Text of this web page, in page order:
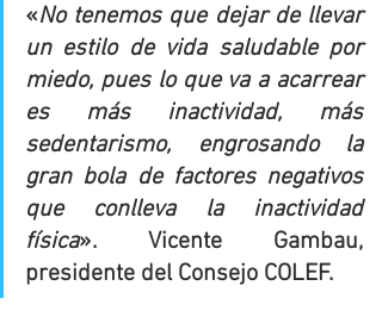
«No tenemos que dejar de llevar
un estilo de vida saludable por
miedo, pues lo que va a acarrear
es más inactividad, más
sedentarismo, engrosando la
gran bola de factores negativos
que conlleva la inactividad
física». Vicente Gambau,
presidente del Consejo COLEF.